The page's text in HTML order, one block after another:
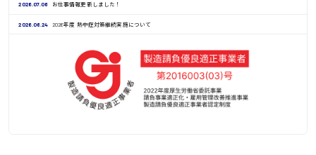
2026.07.06 お仕事情報更新しました！
2026.06.24 2026年度 熱中症対策継続実施について